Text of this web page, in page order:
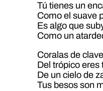
Tú tienes un
Como el suave
Es algo que
Como un
Coralas de
Del trópico eres
De un cielo de
Tus besos son